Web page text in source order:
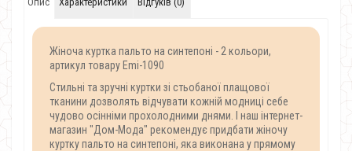
Жіноча куртка пальто на синтепоні - 2 кольори,
артикул товару Emi-1090
Стильні та зручні куртки зі стьобаної плащової
тканини дозволять відчувати кожній модниці себе
чудово осінніми прохолодними днями. І наш інтернет-
магазин "Дом-Мода" рекомендує придбати жіночу
куртку пальто на синтепоні, яка виконана у прямому